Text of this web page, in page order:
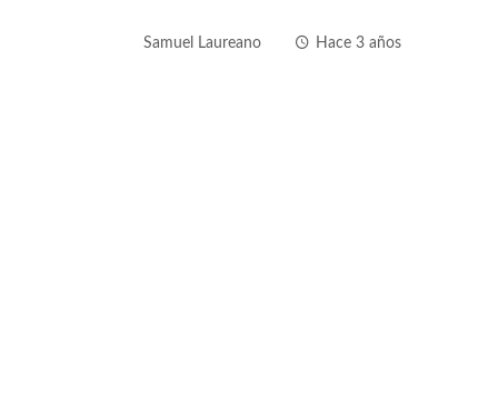
Samuel Laureano Hace 3 años